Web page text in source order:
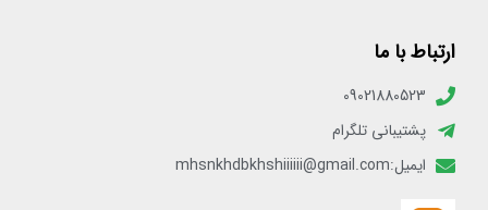
ارتباط با ما
09021880523
پشتیبانی تلگرام
ایمیل:mhsnkhdbkhshiiiiii@gmail.com